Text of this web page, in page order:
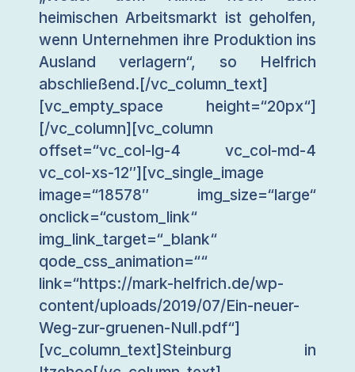
heimischen Arbeitsmarkt ist geholfen,
wenn Unternehmen ihre Produktion ins
Ausland verlagern“, so Helfrich
abschließend.[/vc_column_text]
[vc_empty_space height=“20px“]
[/vc_column][vc_column
offset=“vc_col-lg-4 vc_col-md-4
vc_col-xs-12″][vc_single_image
image=“18578″ img_size=“large“
onclick=“custom_link“
img_link_target=“_blank“
qode_css_animation=““
link=“https://mark-helfrich.de/wp-
content/uploads/2019/07/Ein-neuer-
Weg-zur-gruenen-Null.pdf“]
[vc_column_text]Steinburg in